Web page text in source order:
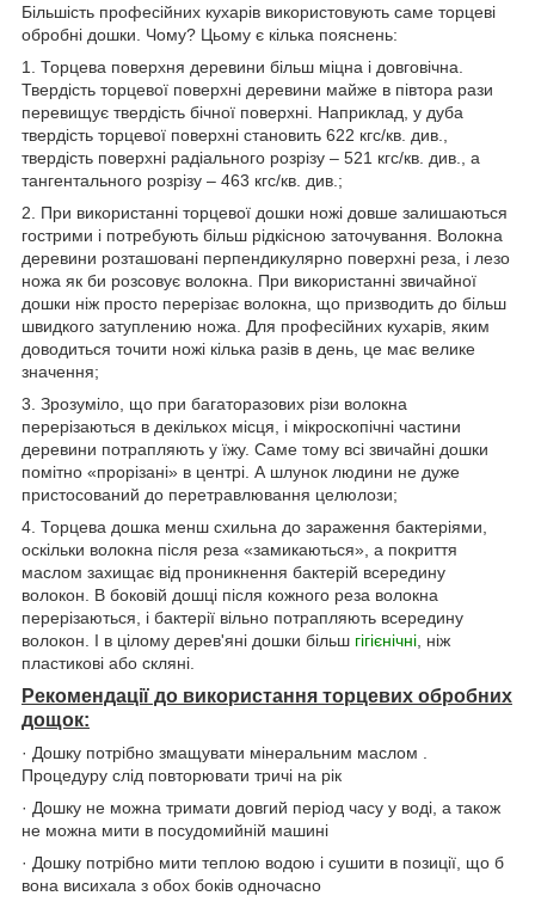
Більшість професійних кухарів використовують саме торцеві
обробні дошки. Чому? Цьому є кілька пояснень:
1. Торцева поверхня деревини більш міцна і довговічна.
Твердість торцевої поверхні деревини майже в півтора рази
перевищує твердість бічної поверхні. Наприклад, у дуба
твердість торцевої поверхні становить 622 кгс/кв. див.,
твердість поверхні радіального розрізу – 521 кгс/кв. див., а
тангентального розрізу – 463 кгс/кв. див.;
2. При використанні торцевої дошки ножі довше залишаються
гострими і потребують більш рідкісною заточування. Волокна
деревини розташовані перпендикулярно поверхні реза, і лезо
ножа як би розсовує волокна. При використанні звичайної
дошки ніж просто перерізає волокна, що призводить до більш
швидкого затуплению ножа. Для професійних кухарів, яким
доводиться точити ножі кілька разів в день, це має велике
значення;
3. Зрозуміло, що при багаторазових різи волокна
перерізаються в декількох місця, і мікроскопічні частини
деревини потрапляють у їжу. Саме тому всі звичайні дошки
помітно «прорізані» в центрі. А шлунок людини не дуже
пристосований до перетравлювання целюлози;
4. Торцева дошка менш схильна до зараження бактеріями,
оскільки волокна після реза «замикаються», а покриття
маслом захищає від проникнення бактерій всередину
волокон. В боковій дошці після кожного реза волокна
перерізаються, і бактерії вільно потрапляють всередину
волокон. І в цілому дерев'яні дошки більш гігієнічні , ніж
пластикові або скляні.
Рекомендації до використання торцевих обробних
дощок:
· Дошку потрібно змащувати мінеральним маслом .
Процедуру слід повторювати тричі на рік
· Дошку не можна тримати довгий період часу у воді, а також
не можна мити в посудомийній машині
· Дошку потрібно мити теплою водою і сушити в позиції, що б
вона висихала з обох боків одночасно